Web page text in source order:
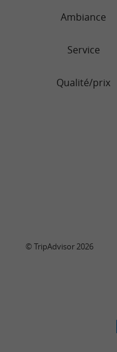
Ambiance
Service
Qualité/prix
© TripAdvisor 2026